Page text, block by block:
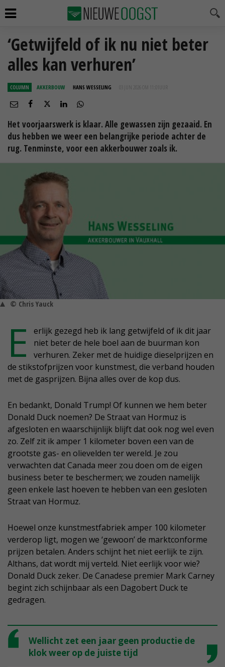
‘Getwijfeld of ik nu niet beter
alles kan verhuren’
COLUMN AKKERBOUW HANS WESSELING 03 JUN 2026 OM 11:01
Het voorjaarswerk is klaar. Alle gewassen zijn gezaaid. En
dus hebben we weer een belangrijke periode achter de
rug. Tenminste, voor een akkerbouwer zoals ik.
© Chris Yauck
E
erlijk gezegd heb ik lang getwijfeld of ik dit jaar
niet beter de hele boel aan de buurman kon
verhuren. Zeker met de huidige dieselprijzen en
de stikstofprijzen voor kunstmest, die verband houden
met de gasprijzen. Bijna alles over de kop dus.
En bedankt, Donald Trump! Of kunnen we hem beter
Donald Duck noemen? De Straat van Hormuz is
afgesloten en waarschijnlijk blijft dat ook nog wel even
zo. Zelf zit ik amper 1 kilometer boven een van de
grootste gas- en olievelden ter wereld. Je zou
verwachten dat Canada meer zou doen om de eigen
business beter te beschermen; we zouden namelijk
geen enkele last hoeven te hebben van een gesloten
Straat van Hormuz.
Hoewel onze kunstmestfabriek amper 100 kilometer
verderop ligt, mogen we ‘gewoon’ de marktconforme
prijzen betalen. Anders schijnt het niet eerlijk te zijn.
Althans, dat wordt mij verteld. Niet eerlijk voor wie?
Donald Duck zeker. De Canadese premier Mark Carney
begint zich schijnbaar als een Dagobert Duck te
gedragen.
Wellicht zet een jaar geen productie de
klok weer op de juiste tijd